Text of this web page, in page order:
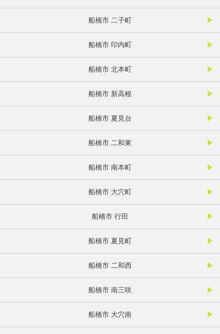
船橋市 二子町
船橋市 印内町
船橋市 北本町
船橋市 新高根
船橋市 夏見台
船橋市 二和東
船橋市 南本町
船橋市 大穴町
船橋市 行田
船橋市 夏見町
船橋市 二和西
船橋市 南三咲
船橋市 大穴南